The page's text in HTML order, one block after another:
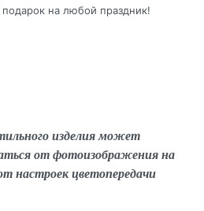
на любой праздник!
изделия может
от фотоизображения на
настроек цветопередачи